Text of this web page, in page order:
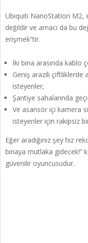
Ubiquiti NanoStation M2,
değildir ve amacı da bu
erişmek”tir.
İki bina arasında kablo
Geniş arazili çiftliklerde
isteyenler,
Şantiye sahalarında
Ve asansör içi kamera
isteyenler için rakipsiz
Eğer aradığınız şey hız
binaya mutlaka gidecek!”
güvenilir oyuncusudur.